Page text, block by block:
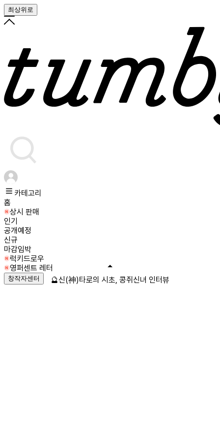
최상위로
카테고리
홈
상시 판매
인기
공개예정
신규
마감임박
럭키드로우
영퍼센트 레터
창작자센터 🔮신(神)타로의 시초, 콩쥐신녀 인터뷰